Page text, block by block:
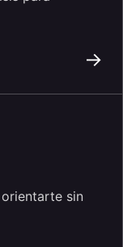
→
sin